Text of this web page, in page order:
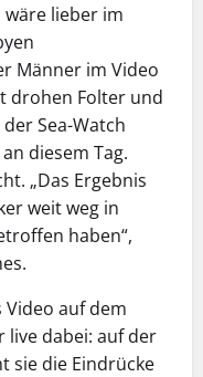
wäre lieber im
Männer im Video
drohen Folter und
Sea-Watch
diesem Tag.
„Das Ergebnis
weit weg in
haben“,
Video auf dem
live dabei: auf der
sie die Eindrücke